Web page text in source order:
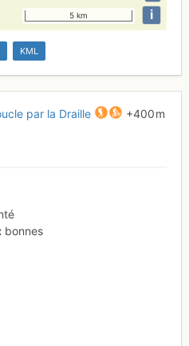
5 km i
KML
par la Draille
+400 m
bonnes